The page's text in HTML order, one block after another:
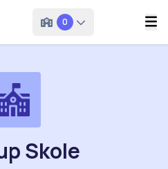
0
Skole